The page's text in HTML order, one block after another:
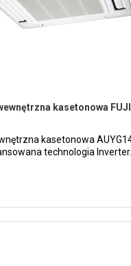
kasetonowa
kasetonowa
technologia Inverter.